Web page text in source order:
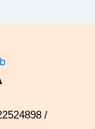
/